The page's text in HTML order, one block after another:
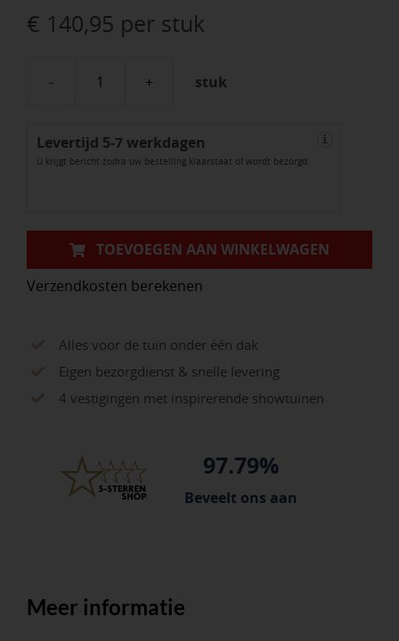
€ 140,95 per stuk
Blue
hoekstuk
50/35x15
aantal
stuk
Levertijd 5-7 werkdagen
U krijgt bericht zodra uw bestelling klaarstaat of wordt bezorgd.
i
TOEVOEGEN AAN WINKELWAGEN
Verzendkosten berekenen
Alles voor de tuin onder één dak
Eigen bezorgdienst & snelle levering
4 vestigingen met inspirerende showtuinen
97.79%
Beveelt ons aan
Meer informatie